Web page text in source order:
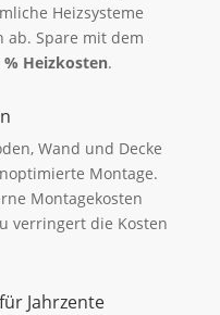
Heizsysteme
ab. Spare mit dem
% Heizkosten.
Wand und Decke
Montage.
Montagekosten
verringert die Kosten
Jahrzente